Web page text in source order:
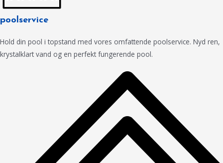
poolservice
Hold din pool i topstand med vores omfattende poolservice. Nyd ren,
krystalklart vand og en perfekt fungerende pool.